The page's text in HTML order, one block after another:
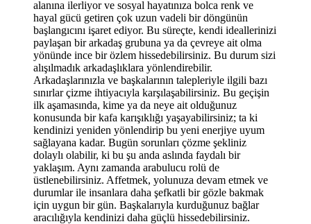
alanına ilerliyor ve sosyal hayatınıza bolca renk ve
hayal gücü getiren çok uzun vadeli bir döngünün
başlangıcını işaret ediyor. Bu süreçte, kendi ideallerinizi
paylaşan bir arkadaş grubuna ya da çevreye ait olma
yönünde ince bir özlem hissedebilirsiniz. Bu durum sizi
alışılmadık arkadaşlıklara yönlendirebilir.
Arkadaşlarınızla ve başkalarının talepleriyle ilgili bazı
sınırlar çizme ihtiyacıyla karşılaşabilirsiniz. Bu geçişin
ilk aşamasında, kime ya da neye ait olduğunuz
konusunda bir kafa karışıklığı yaşayabilirsiniz; ta ki
kendinizi yeniden yönlendirip bu yeni enerjiye uyum
sağlayana kadar. Bugün sorunları çözme şekliniz
dolaylı olabilir, ki bu şu anda aslında faydalı bir
yaklaşım. Aynı zamanda arabulucu rolü de
üstlenebilirsiniz. Affetmek, yolunuza devam etmek ve
durumlar ile insanlara daha şefkatli bir gözle bakmak
için uygun bir gün. Başkalarıyla kurduğunuz bağlar
aracılığıyla kendinizi daha güçlü hissedebilirsiniz.